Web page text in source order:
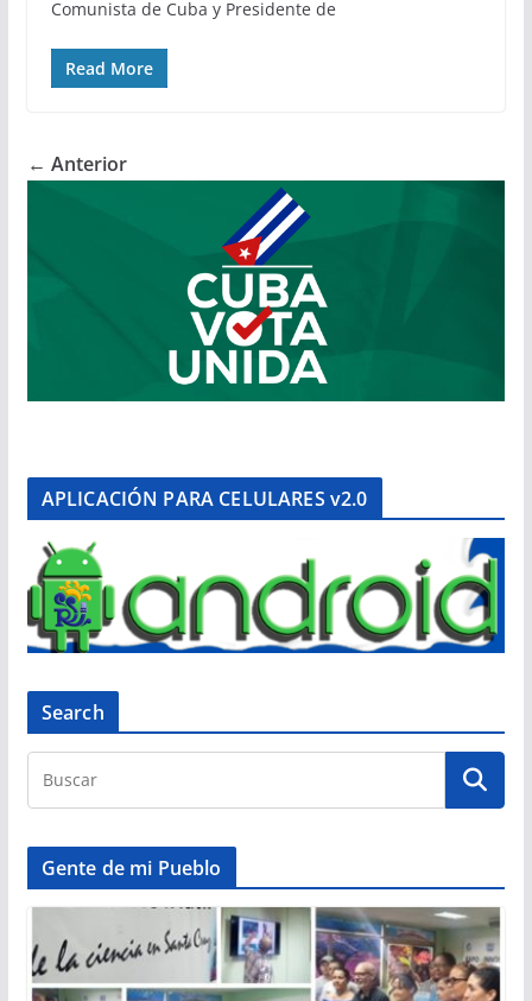
Comunista de Cuba y Presidente de
Read More
← Anterior
APLICACIÓN PARA CELULARES v2.0
Search
Gente de mi Pueblo